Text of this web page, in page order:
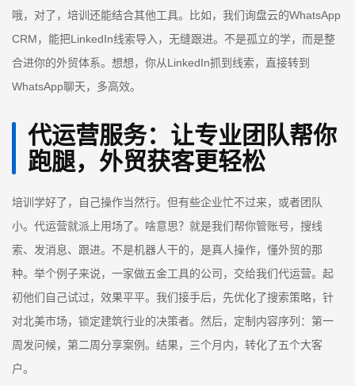
哦，对了，培训还能结合其他工具。比如，我们询盘云的WhatsApp
CRM，能把LinkedIn线索导入，无缝跟进。不是孤立的学，而是整
合进你的外贸体系。想想，你从LinkedIn抓到线索，直接转到
WhatsApp聊天，多高效。
代运营服务：让专业团队帮你
跑腿，外贸获客更轻松
培训学好了，自己操作当然行。但有些企业忙不过来，或者团队
小。代运营就派上用场了。啥意思？就是我们帮你管账号，搜线
索、发消息、跟进。不是机器人干的，是真人操作，懂外贸的那
种。举个例子来说，一家做五金工具的公司，交给我们代运营。起
初他们自己试过，效果平平。我们接手后，先优化了搜索策略，针
对北美市场，锁定建筑行业的决策者。然后，定制内容序列：第一
周发问候，第二周分享案例。结果，三个月内，转化了五个大客
户。